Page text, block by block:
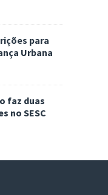
para
Urbana
faz duas
no SESC